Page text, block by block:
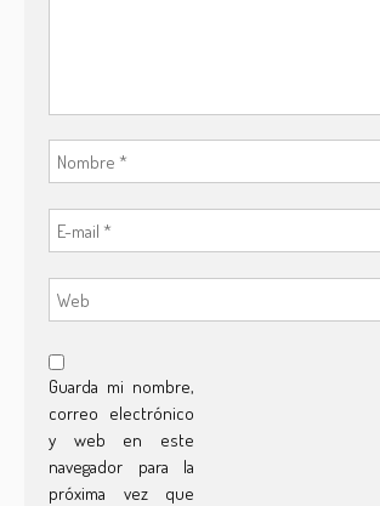
Guarda mi nombre,
correo electrónico
y web en este
navegador para la
próxima vez que